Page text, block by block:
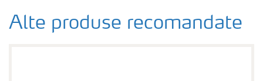
Alte produse recomandate